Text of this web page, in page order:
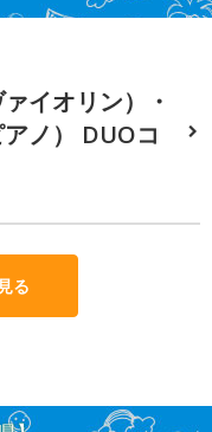
イオリン）・
ノ） DUOコ
る